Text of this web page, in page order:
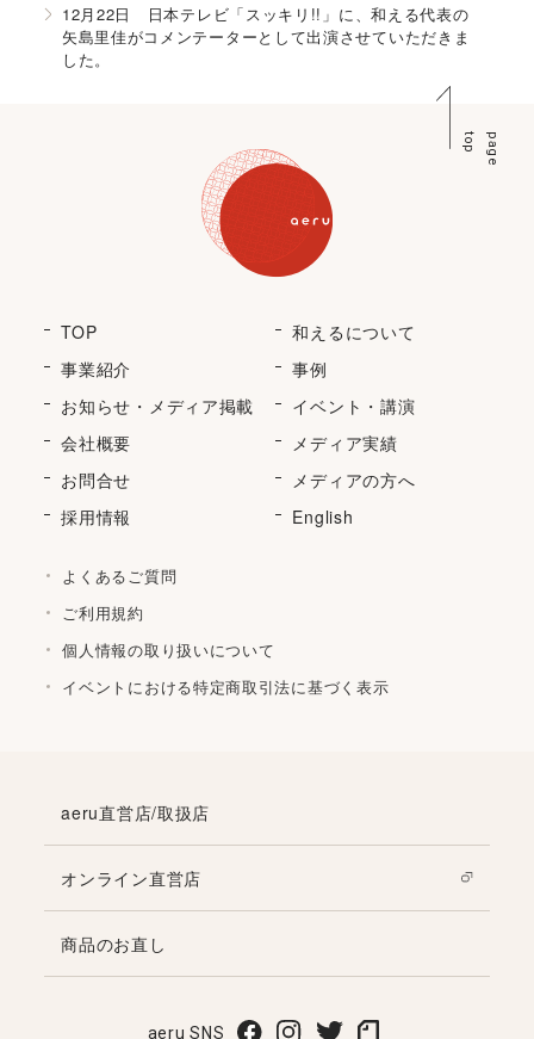
12月22日 日本テレビ「スッキリ!!」に、和える代表の
矢島里佳がコメンテーターとして出演させていただきま
した。
p
a
g
e
t
o
p
TOP
和えるについて
事業紹介
事例
お知らせ・メディア掲載
イベント・講演
会社概要
メディア実績
お問合せ
メディアの方へ
採用情報
English
よくあるご質問
ご利用規約
個人情報の取り扱いについて
イベントにおける特定商取引法に基づく表示
aeru直営店/取扱店
オンライン直営店
商品のお直し
aeru SNS